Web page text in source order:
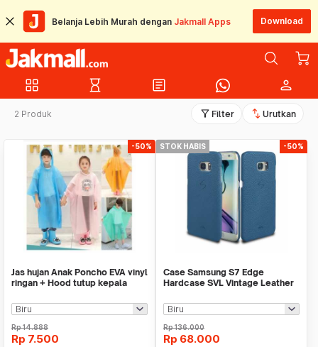
Belanja Lebih Murah dengan Jakmall Apps Download
grid_view hourglass_empty article person
2 Produk filter_alt Filter swap_vert Urutkan
-50%
Jas hujan Anak Poncho EVA vinyl
ringan + Hood tutup kepala
Rp14.888
Rp 7.500
STOK HABIS -50%
Case Samsung S7 Edge
Hardcase SVL Vintage Leather
Rp136.000
Rp 68.000